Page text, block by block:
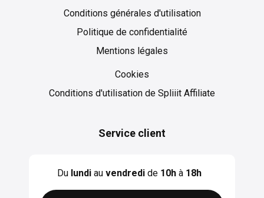
Conditions générales d'utilisation
Politique de confidentialité
Mentions légales
Cookies
Conditions d'utilisation de Spliiit Affiliate
Service client
Du lundiau vendredide 10hà 18h